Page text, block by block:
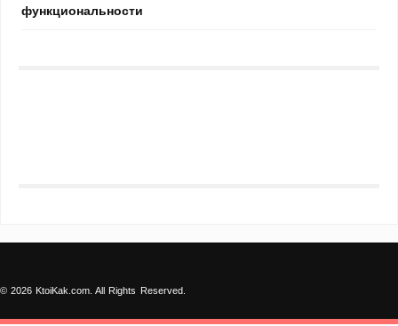
функциональности
© 2026 KtoiKak.com. All Rights Reserved.